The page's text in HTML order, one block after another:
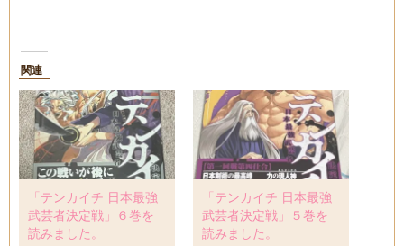
関連
「テンカイチ 日本最強
武芸者決定戦」６巻を
読みました。
「テンカイチ 日本最強
武芸者決定戦」５巻を
読みました。